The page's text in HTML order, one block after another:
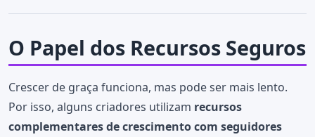
O Papel dos Recursos Seguros
Crescer de graça funciona, mas pode ser mais lento.
Por isso, alguns criadores utilizam recursos
complementares de crescimento com seguidores